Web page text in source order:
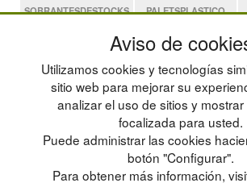
SOBRANTESDESTOCKS PALETSPLASTICO
Estanterias
POLÍTICA DE PRIVACIDAD
CONDICIONES DE USO
CAMBIOS Y DEVOLUCIONES
CONTACTO
MAPA WEB
INGRESA A
Aviso de
Utilizamos cookies y tecnologías
sitio web para mejorar su
analizar el uso de sitios y
focalizada para usted.
Puede administrar las cookies
botón "Configurar".
Para obtener más información,